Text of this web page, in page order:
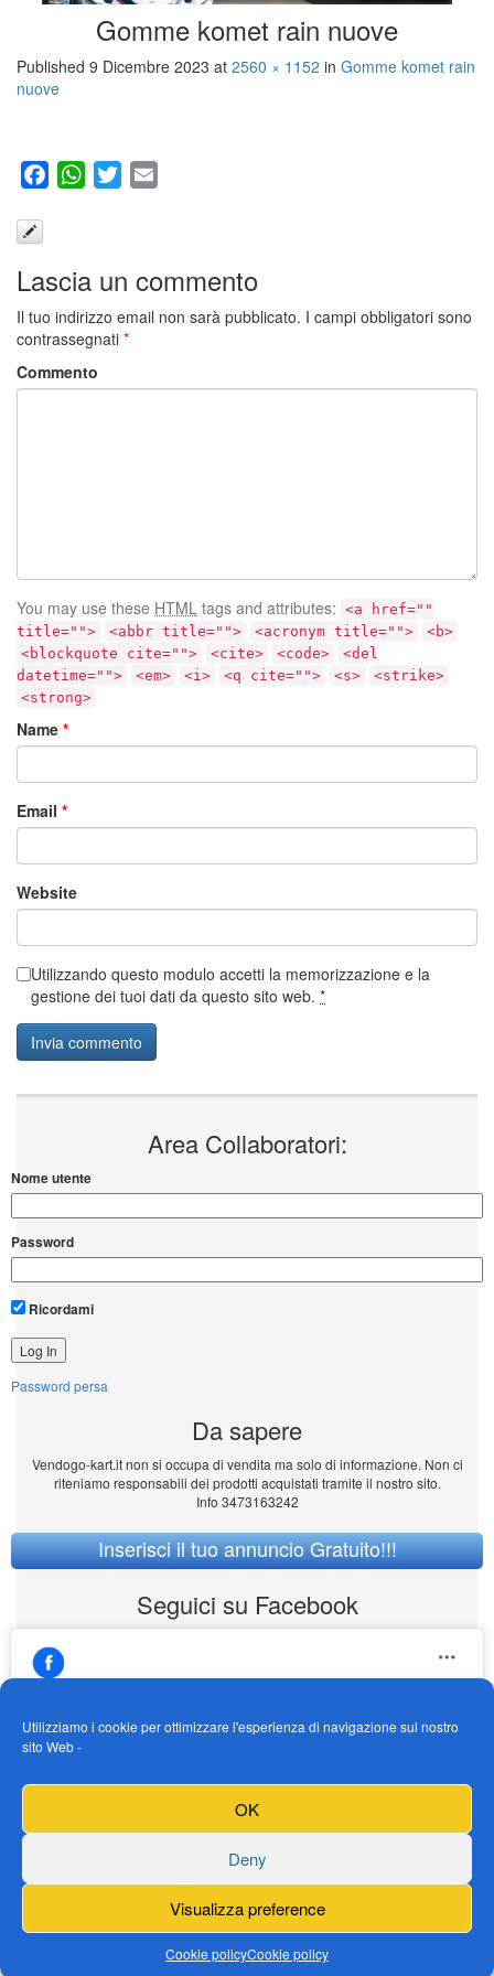
Utilizziamo i cookie per ottimizzare l'esperienza di navigazione sul nostro
sito Web -
OK
Deny
Visualizza preference
Cookie policyCookie policy
Gomme komet rain nuove
Published 9 Dicembre 2023 at 2560 × 1152 in Gomme komet rain
nuove
FacebookWhatsApp
Twitter
Lascia un commento
Il tuo indirizzo email non sarà pubblicato. I campi obbligatori sono
contrassegnati *
Commento
You may use these HTML tags and attributes: <a href=""
title="">
<abbr title=""> <acronym title="">
<b>
<blockquote cite="">
<cite> <code>
<del
datetime="">
<em> <i> <q cite=""> <s>
<strike>
<strong>
Name *
Email *
Website
Utilizzando questo modulo accetti la memorizzazione e la
gestione dei tuoi dati da questo sito web. *
Area Collaboratori:
Nome utente
Password
Ricordami
Password persa
Da sapere
Vendogo-kart.it non si occupa di vendita ma solo di informazione. Non ci
riteniamo responsabili dei prodotti acquistati tramite il nostro sito.
Info 3473163242
Inserisci il tuo annuncio Gratuito!!!
Seguici su Facebook
https://www.facebook.com/Vendogokartit/
Fai clic per accettare i cookie marketing e
abilitare questo contenuto